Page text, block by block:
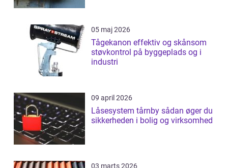
05 maj 2026
Tågekanon effektiv og skånsom
støvkontrol på byggeplads og i
industri
09 april 2026
Låsesystem tårnby sådan øger du
sikkerheden i bolig og virksomhed
03 marts 2026